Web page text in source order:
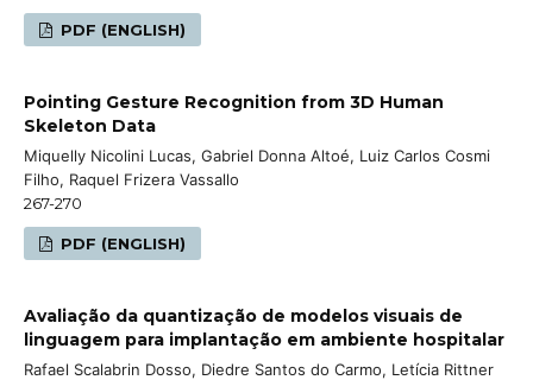
PDF (ENGLISH)
Pointing Gesture Recognition from 3D Human
Skeleton Data
Miquelly Nicolini Lucas, Gabriel Donna Altoé, Luiz Carlos Cosmi
Filho, Raquel Frizera Vassallo
267-270
PDF (ENGLISH)
Avaliação da quantização de modelos visuais de
linguagem para implantação em ambiente hospitalar
Rafael Scalabrin Dosso, Diedre Santos do Carmo, Letícia Rittner